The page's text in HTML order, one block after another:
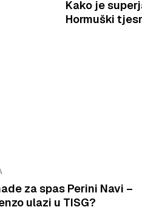
Kako je
Hormuški
za spas Perini Navi –
ulazi u TISG?